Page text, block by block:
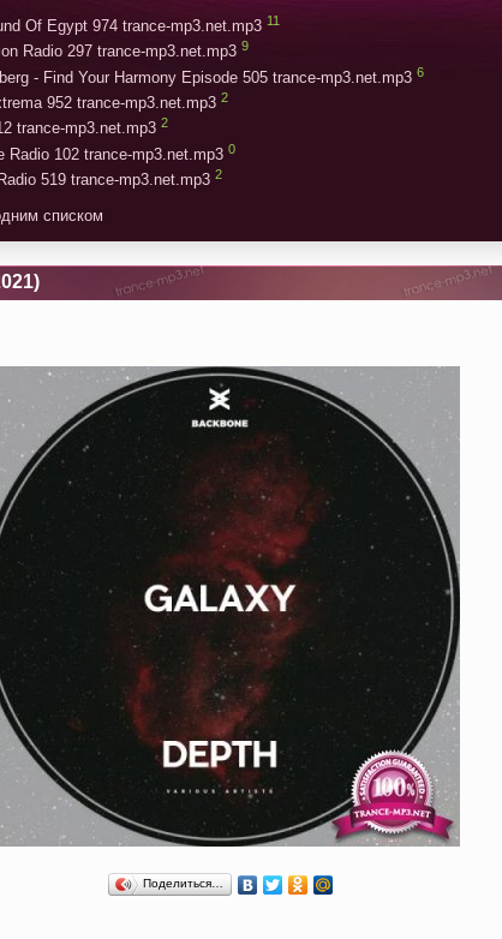
Of Egypt 974 trance-mp3.net.mp3 11
Radio 297 trance-mp3.net.mp3 9
- Find Your Harmony Episode 505 trance-mp3.net.mp3 6
952 trance-mp3.net.mp3 2
trance-mp3.net.mp3 2
Radio 102 trance-mp3.net.mp3 0
519 trance-mp3.net.mp3 2
списком
Поделиться…